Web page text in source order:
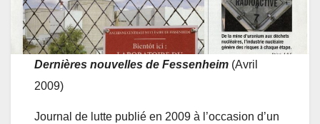
Dernières nouvelles de Fessenheim (Avril
2009)
Journal de lutte publié en 2009 à l’occasion d’un